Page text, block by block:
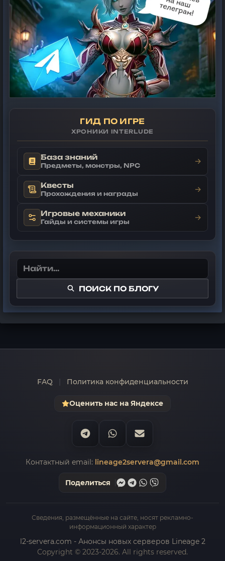
ГИД ПО ИГРЕ
ХРОНИКИ INTERLUDE
База знаний
Предметы, монстры, NPC →
Квесты
Прохождения и награды →
Игровые механики
Гайды и системы игры →
ПОИСК ПО БЛОГУ
FAQ Политика конфиденциальности
Оценить нас на Яндексе
Контактный email: lineage2servera@gmail.com
Поделиться
Сведения, размещённые на сайте, носят рекламно-
информационный характер
l2-servera.com - Анонсы новых серверов Lineage 2
Copyright © 2023-2026. All rights reserved.